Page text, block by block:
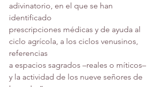
adivinatorio, en el que se han
identificado
prescripciones médicas y de ayuda al
ciclo agrícola, a los ciclos venusinos,
referencias
a espacios sagrados –reales o míticos–
y la actividad de los nueve señores de